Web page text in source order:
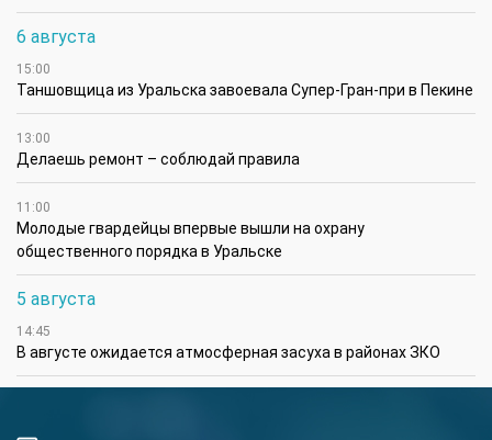
6 августа
15:00
Таншовщица из Уральска завоевала Супер-Гран-при в Пекине
13:00
Делаешь ремонт – соблюдай правила
11:00
Молодые гвардейцы впервые вышли на охрану
общественного порядка в Уральске
5 августа
14:45
В августе ожидается атмосферная засуха в районах ЗКО